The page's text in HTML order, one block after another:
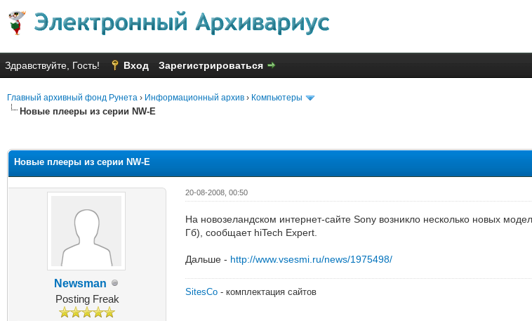
Здравствуйте, Гость! Вход Зарегистрироваться
Главный архивный фонд Рунета › Информационный архив › Компьютеры
Новые плееры из серии NW-E
Новые плееры из серии NW-E
Newsman
Posting Freak
20-08-2008, 00:50
На новозеландском интернет-сайте Sony возникло несколько новых
Гб), сообщает hiTech Expert.
Дальше - http://www.vsesmi.ru/news/1975498/
SitesCo- комплектация сайтов